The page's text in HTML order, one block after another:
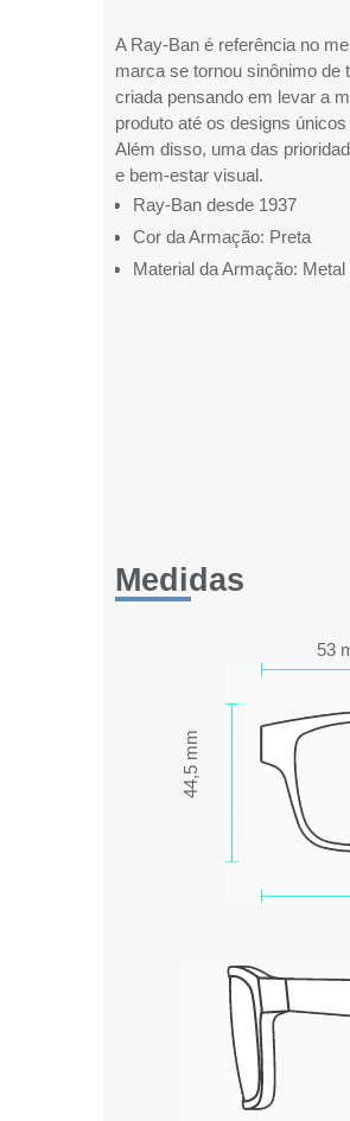
A Ray-Ban é referência no
marca se tornou sinônimo de
criada pensando em levar a
produto até os designs
Além disso, uma das
e bem-estar visual.
Ray-Ban desde 1937
Cor da Armação: Preta
Material da Armação: Metal
Medidas
53
44,5 mm